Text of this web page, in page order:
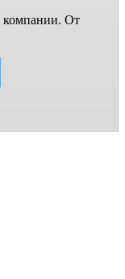
компании. От